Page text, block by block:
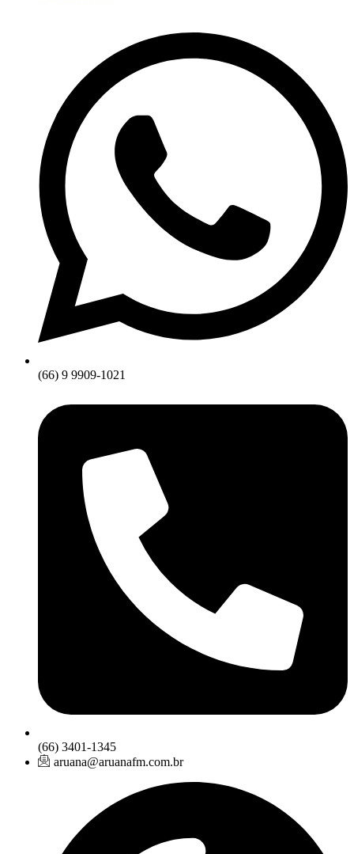
(66) 9 9909-1021
(66) 3401-1345
aruana@aruanafm.com.br